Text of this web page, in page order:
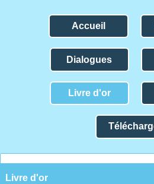
Accueil
Dialogues
Livre d'or
Livre d'or